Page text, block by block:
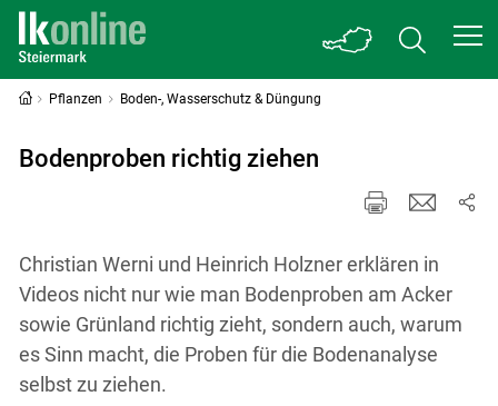
Pflanzen Boden-, Wasserschutz & Düngung
Bodenproben richtig ziehen
Christian Werni und Heinrich Holzner erklären in
Videos nicht nur wie man Bodenproben am Acker
sowie Grünland richtig zieht, sondern auch, warum
es Sinn macht, die Proben für die Bodenanalyse
selbst zu ziehen.